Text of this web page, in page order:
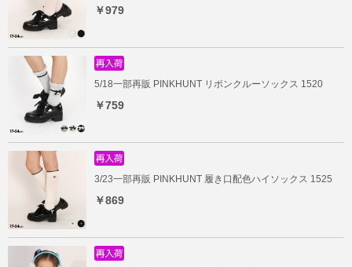
￥979
5/18一部再販 PINKHUNT リボンクルーソックス 1520
￥759
3/23一部再販 PINKHUNT 履き口配色ハイソックス 1525
￥869